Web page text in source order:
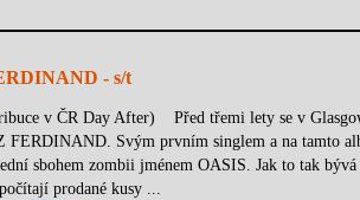
- s/t
v ČR Day After) Před třemi lety se v
FERDINAND. Svým prvním singlem a na tamto
sbohem zombii jménem OASIS. Jak to tak
prodané kusy ...